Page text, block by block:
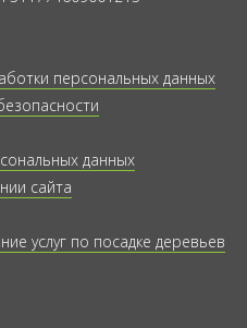
персональных данных
данных
сайта
услуг по посадке деревьев